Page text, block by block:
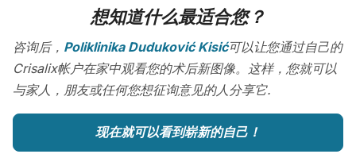
想知道什么最适合您？
咨询后， Poliklinika Duduković Kisić可以让您通过自己的
Crisalix帐户在家中观看您的术后新图像。这样，您就可以
与家人，朋友或任何您想征询意见的人分享它.
现在就可以看到崭新的自己！